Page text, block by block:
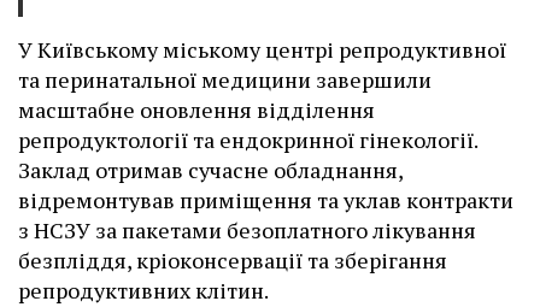
У Київському міському центрі репродуктивної
та перинатальної медицини завершили
масштабне оновлення відділення
репродуктології та ендокринної гінекології.
Заклад отримав сучасне обладнання,
відремонтував приміщення та уклав контракти
з НСЗУ за пакетами безоплатного лікування
безпліддя, кріоконсервації та зберігання
репродуктивних клітин.